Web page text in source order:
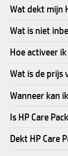
Wat dekt mijn
Wat is niet
Hoe activeer ik
Wat is de prijs
Wanneer kan
Is HP Care
Dekt HP Care